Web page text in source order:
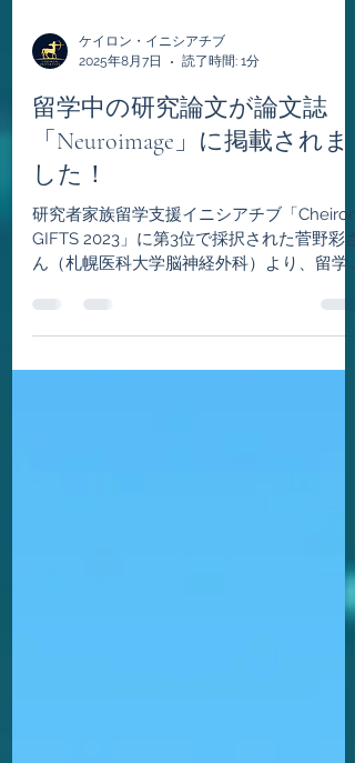
2025年8月7日
読了時間: 1分
留学中の研究論文が論文誌
「Neuroimage」に掲載されま
した！
研究者家族留学支援イニシアチブ「Cheiron-
GIFTS 2023」に第3位で採択された菅野彩さ
ん（札幌医科大学脳神経外科）より、留学中
是非ご覧ください。 ■論文の閲覧：...